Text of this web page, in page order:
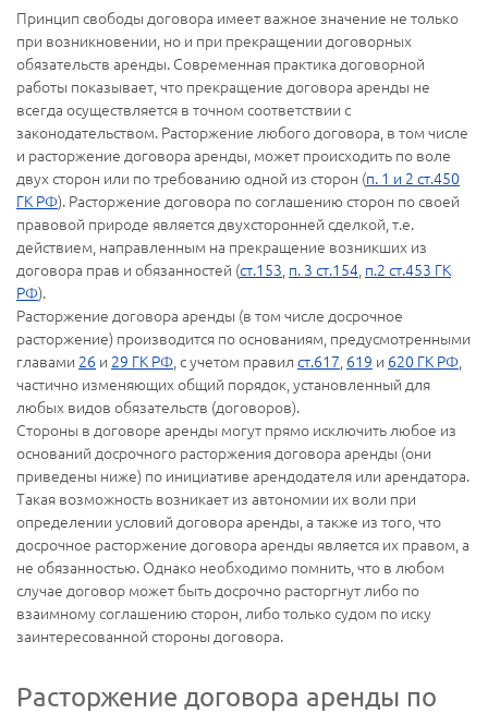
Принцип свободы договора имеет важное значение не только
при возникновении, но и при прекращении договорных
обязательств аренды. Современная практика договорной
работы показывает, что прекращение договора аренды не
всегда осуществляется в точном соответствии с
законодательством. Расторжение любого договора, в том числе
и расторжение договора аренды, может происходить по воле
двух сторон или по требованию одной из сторон (п. 1 и 2 ст.450
ГК РФ). Расторжение договора по соглашению сторон по своей
правовой природе является двухсторонней сделкой, т.е.
действием, направленным на прекращение возникших из
договора прав и обязанностей (ст.153, п. 3 ст.154, п.2 ст.453 ГК
РФ).
Расторжение договора аренды (в том числе досрочное
расторжение) производится по основаниям, предусмотренными
главами 26 и 29 ГК РФ, с учетом правил ст.617, 619 и 620 ГК РФ,
частично изменяющих общий порядок, установленный для
любых видов обязательств (договоров).
Стороны в договоре аренды могут прямо исключить любое из
оснований досрочного расторжения договора аренды (они
приведены ниже) по инициативе арендодателя или арендатора.
Такая возможность возникает из автономии их воли при
определении условий договора аренды, а также из того, что
досрочное расторжение договора аренды является их правом, а
не обязанностью. Однако необходимо помнить, что в любом
случае договор может быть досрочно расторгнут либо по
взаимному соглашению сторон, либо только судом по иску
заинтересованной стороны договора.
Расторжение договора аренды по